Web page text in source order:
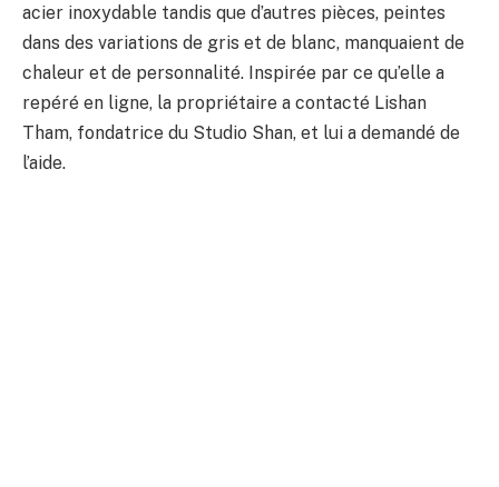
acier inoxydable tandis que d’autres pièces, peintes
dans des variations de gris et de blanc, manquaient de
chaleur et de personnalité. Inspirée par ce qu’elle a
repéré en ligne, la propriétaire a contacté Lishan
Tham, fondatrice du Studio Shan, et lui a demandé de
l’aide.